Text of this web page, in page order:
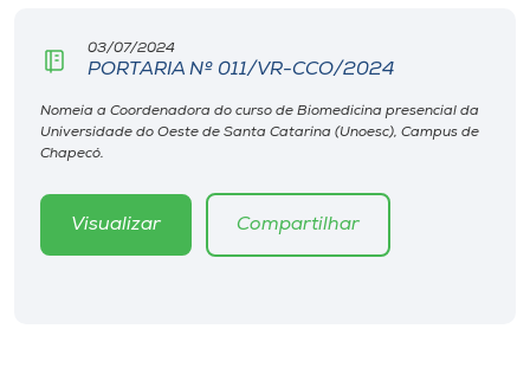
CPA
Biblioteca
Editora
03/07/2024
PORTARIA Nº 011/VR-CCO/2024
Nomeia a Coordenadora do curso de Biomedicina presencial da
Universidade do Oeste de Santa Catarina (Unoesc), Campus de
Chapecó.
Visualizar Compartilhar